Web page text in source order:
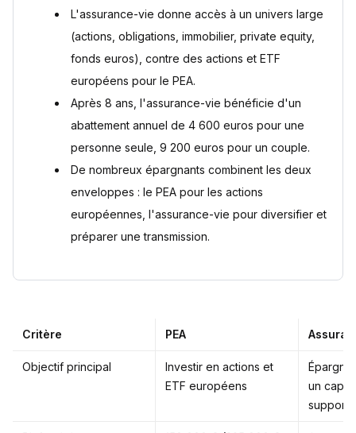
L'assurance-vie donne accès à un univers large
(actions, obligations, immobilier, private equity,
fonds euros), contre des actions et ETF
européens pour le PEA.
Après 8 ans, l'assurance-vie bénéficie d'un
abattement annuel de 4 600 euros pour une
personne seule, 9 200 euros pour un couple.
De nombreux épargnants combinent les deux
enveloppes : le PEA pour les actions
européennes, l'assurance-vie pour diversifier et
préparer une transmission.
Critère PEA
Objectif principal
Investir en actions et
ETF européens
un
supports